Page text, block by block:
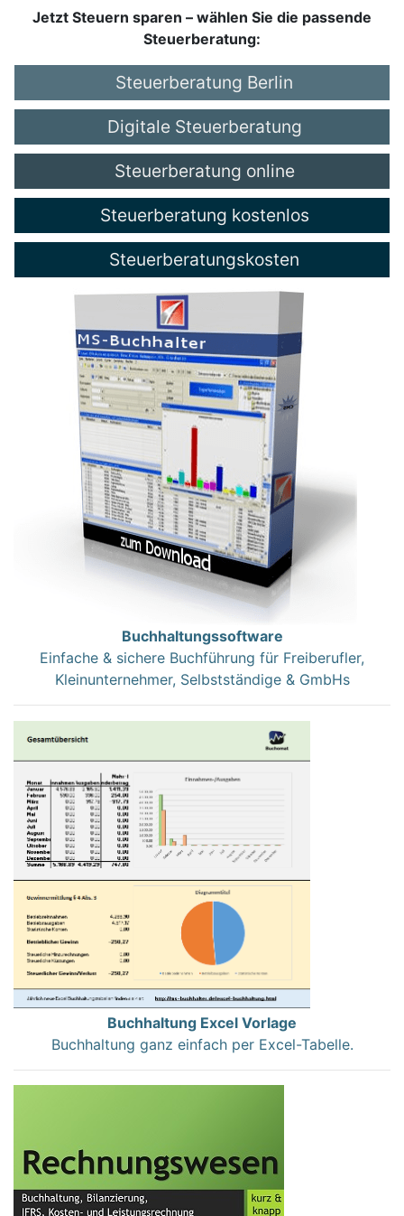
Jetzt Steuern sparen – wählen Sie die passende
Steuerberatung:
Steuerberatung Berlin
Digitale Steuerberatung
Steuerberatung online
Steuerberatung kostenlos
Steuerberatungskosten
Buchhaltungssoftware
Einfache & sichere Buchführung für Freiberufler,
Kleinunternehmer, Selbstständige & GmbHs
Buchhaltung Excel Vorlage
Buchhaltung ganz einfach per Excel-Tabelle.